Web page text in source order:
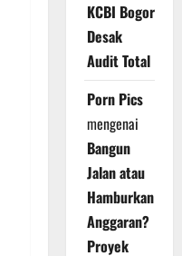
KCBI Bogor
Desak
Audit Total
Porn Pics
mengenai
Bangun
Jalan atau
Hamburkan
Anggaran?
Proyek